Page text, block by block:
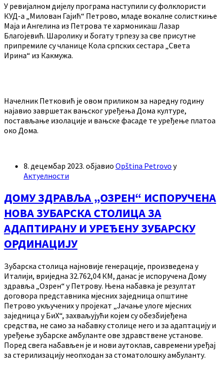
У ревијалном дијелу програма наступили су фолклористи
КУД-а „Милован Гајић“ Петрово, младе вокалне солисткиње
Маја и Ангелина из Петрова те хармоникаш Лазар
Благојевић. Шаролику и богату трпезу за све присутне
припремиле су чланице Кола српских сестара „Света
Ирина“ из Какмужа.
Начелник Петковић је овом приликом за наредну годину
најавио завршетак вањског уређења Дома културе,
постављање изолације и вањске фасаде те уређење платоа
око Дома.
8. децембар 2023. објавио Opština Petrovo у
Актуелности
ДОМУ ЗДРАВЉА „ОЗРЕН“ ИСПОРУЧЕНА
НОВА ЗУБАРСКА СТОЛИЦА ЗА
АДАПТИРАНУ И УРЕЂЕНУ ЗУБАРСКУ
ОРДИНАЦИЈУ
Зубарска столица најновије генерације, произведена у
Италији, вриједна 32.762,04 КМ, данас је испоручена Дому
здравља „Озрен“ у Петрову. Њена набавка је резултат
договора представника мјесних заједница општине
Петрово укључених у пројекат „Јачање улоге мјесних
заједница у БиХ“, захваљујући којем су обезбијеђена
средства, не само за набавку столице него и за адаптацију и
уређење зубарске амбуланте ове здравствене установе.
Поред свега набављен је и нови аутоклав, савремени уређај
за стерилизацију неопходан за стоматолошку амбуланту.